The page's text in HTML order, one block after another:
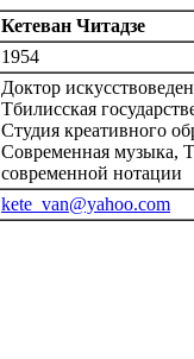
Кетеван Читадзе
1954
Доктор
Тбилисская
Студия креативного
Современная музыка,
современной нотации
kete_van@yahoo.com